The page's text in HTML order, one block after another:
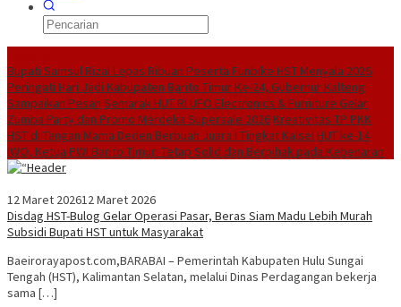
Bupati Samsul Rizal Lepas Ribuan Peserta Funbike HST Menyala 2026
Peringati Hari Jadi Kabupaten Barito Timur Ke-24, Gubernur Kalteng
Sampaikan Pesan Semarak HUT RI UFO Electronics & Furniture Gelar
Zumba Party dan Promo Merdeka Supersale 2026Kreativitas TP PKK
HST di Tangan Mama Deden Berbuah Juara I Tingkat KalselHUT ke-14
IWO, Ketua PWI Barito Timur: Tetap Solid dan Berpihak pada Kebenaran
12 Maret 202612 Maret 2026
Disdag HST-Bulog Gelar Operasi Pasar, Beras Siam Madu Lebih Murah
Subsidi Bupati HST untuk Masyarakat
Baeirorayapost.com,BARABAI – Pemerintah Kabupaten Hulu Sungai
Tengah (HST), Kalimantan Selatan, melalui Dinas Perdagangan bekerja
sama […]